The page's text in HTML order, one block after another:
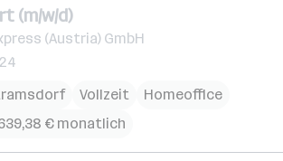
(m/w/d)
(Austria) GmbH
Vollzeit
Homeoffice
€ monatlich